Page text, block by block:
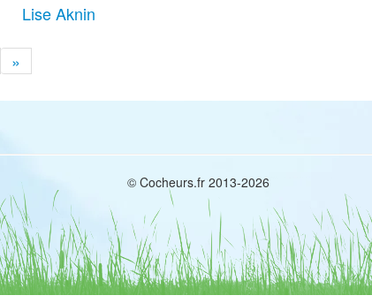
Lise Aknin
»
© Cocheurs.fr 2013-2026